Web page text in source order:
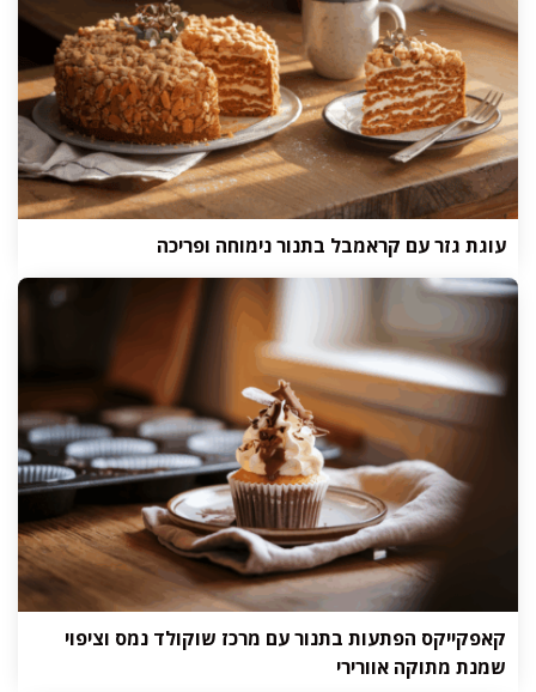
עוגת גזר עם קראמבל בתנור נימוחה ופריכה
קאפקייקס הפתעות בתנור עם מרכז שוקולד נמס וציפוי
שמנת מתוקה אוורירי